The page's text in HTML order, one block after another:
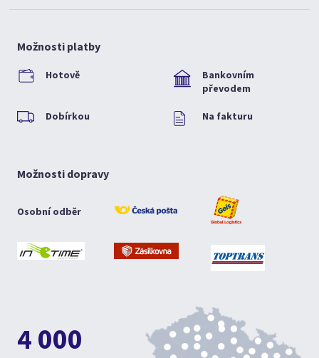
Možnosti platby
Hotově
Bankovním
převodem
Dobírkou Na fakturu
Možnosti dopravy
Osobní odběr
4 000